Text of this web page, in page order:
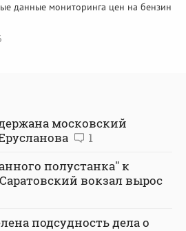
данные мониторинга цен на бензин
московский
1
полустанка" к
вокзал вырос
подсудность дела о